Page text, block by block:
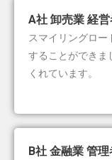
A社 卸売業 経
スマイリングロ
することができま
くれています。
B社 金融業 管理